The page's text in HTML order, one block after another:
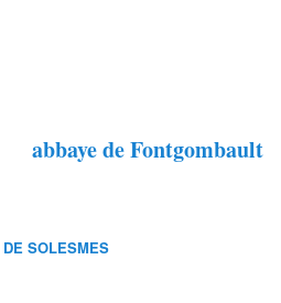
abbaye de Fontgombault
SOLESMES